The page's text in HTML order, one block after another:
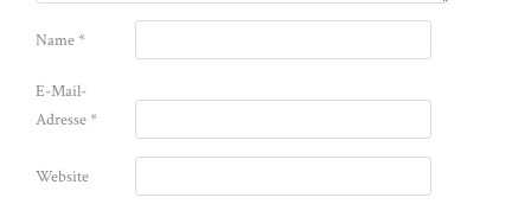
Name*
E-Mail-
Adresse*
Website